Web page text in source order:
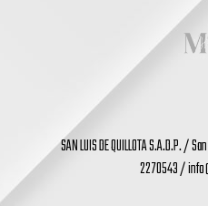
SAN LUIS DE QUILLOTA S.A.D.P. /
2270543 /